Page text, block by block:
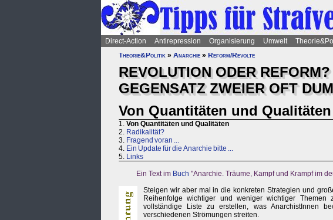
Direct-Action Antirepression Organisierung Umwelt
Theorie&Politik » Anarchie » Reform/Revolte
REVOLUTION ODER
GEGENSATZ ZWEIER OFT
Von Quantitäten und Qualitäten
1. Von Quantitäten und Qualitäten
2. Radikalität?
3. Fragend voran ...
4. Ein Update für die Anarchie bitte ...
5. Links
Ein Text im Buch "Anarchie. Träume, Kampf und Krampf im
Steigen wir aber mal in die konkreten Strategien und
Reihenfolge wichtiger und weniger wichtiger
vollständige Liste zu erstellen, was AnarchistInnen
verschiedenen Strömungen streiten.